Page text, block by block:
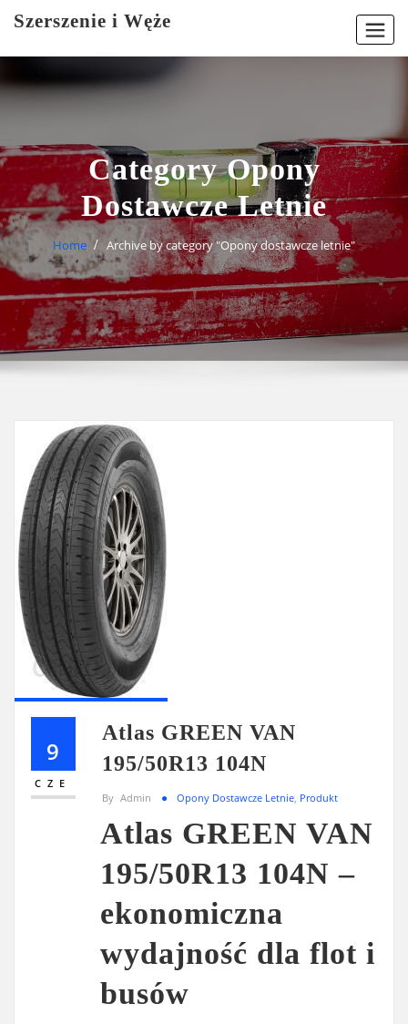
Szerszenie i Węże
Category Opony
Dostawcze Letnie
Home Archive by category "Opony dostawcze letnie"
9
CZE
Atlas GREEN VAN
195/50R13 104N
By Admin Opony Dostawcze Letnie Produkt
Atlas GREEN VAN
195/50R13 104N –
ekonomiczna
wydajność dla flot i
busów